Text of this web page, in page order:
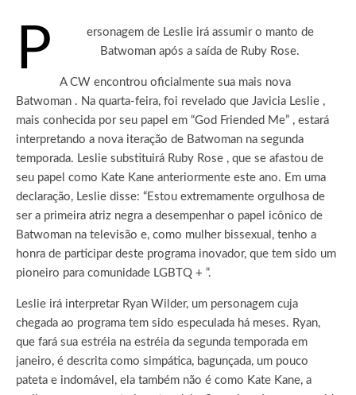
P
ersonagem de Leslie irá assumir o manto de
Batwoman após a saída de Ruby Rose.
A CW encontrou oficialmente sua mais nova
Batwoman . Na quarta-feira, foi revelado que Javicia Leslie ,
mais conhecida por seu papel em “God Friended Me” , estará
interpretando a nova iteração de Batwoman na segunda
temporada. Leslie substituirá Ruby Rose , que se afastou de
seu papel como Kate Kane anteriormente este ano. Em uma
declaração, Leslie disse: “Estou extremamente orgulhosa de
ser a primeira atriz negra a desempenhar o papel icônico de
Batwoman na televisão e, como mulher bissexual, tenho a
honra de participar deste programa inovador, que tem sido um
pioneiro para comunidade LGBTQ + “.
Leslie irá interpretar Ryan Wilder, um personagem cuja
chegada ao programa tem sido especulada há meses. Ryan,
que fará sua estréia na estréia da segunda temporada em
janeiro, é descrita como simpática, bagunçada, um pouco
pateta e indomável, ela também não é como Kate Kane, a